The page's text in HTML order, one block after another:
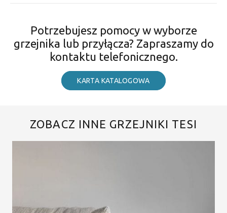
Potrzebujesz pomocy w wyborze
grzejnika lub przyłącza? Zapraszamy do
kontaktu telefonicznego.
KARTA KATALOGOWA
ZOBACZ INNE GRZEJNIKI TESI